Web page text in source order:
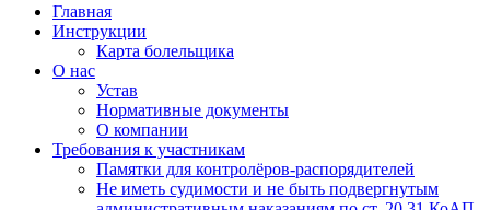
Главная
Инструкции
Карта болельщика
О нас
Устав
Нормативные документы
О компании
Требования к участникам
Памятки для контролёров-распорядителей
Не иметь судимости и не быть подвергнутым